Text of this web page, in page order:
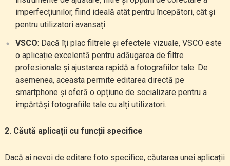
imperfecțiunilor, fiind ideală atât pentru începători, cât și
pentru utilizatori avansați.
VSCO: Dacă îți plac filtrele și efectele vizuale, VSCO este
o aplicație excelentă pentru adăugarea de filtre
profesionale și ajustarea rapidă a fotografiilor tale. De
asemenea, aceasta permite editarea directă pe
smartphone și oferă o opțiune de socializare pentru a
împărtăși fotografiile tale cu alți utilizatori.
2. Căută aplicații cu funcții specifice
Dacă ai nevoi de editare foto specifice, căutarea unei aplicații